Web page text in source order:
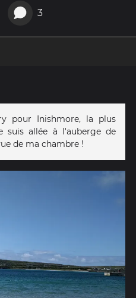
3
pour Inishmore, la plus
suis allée à l'auberge de
de ma chambre !